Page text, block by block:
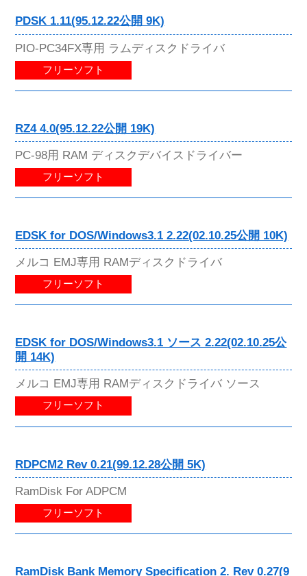
PDSK 1.11(95.12.22公開 9K)
PIO-PC34FX専用 ラムディスクドライバ
フリーソフト
RZ4 4.0(95.12.22公開 19K)
PC-98用 RAM ディスクデバイスドライバー
フリーソフト
EDSK for DOS/Windows3.1 2.22(02.10.25公開 10K)
メルコ EMJ専用 RAMディスクドライバ
フリーソフト
EDSK for DOS/Windows3.1 ソース 2.22(02.10.25公
開 14K)
メルコ EMJ専用 RAMディスクドライバ ソース
フリーソフト
RDPCM2 Rev 0.21(99.12.28公開 5K)
RamDisk For ADPCM
フリーソフト
RamDisk Bank Memory Specification 2. Rev 0.27(9